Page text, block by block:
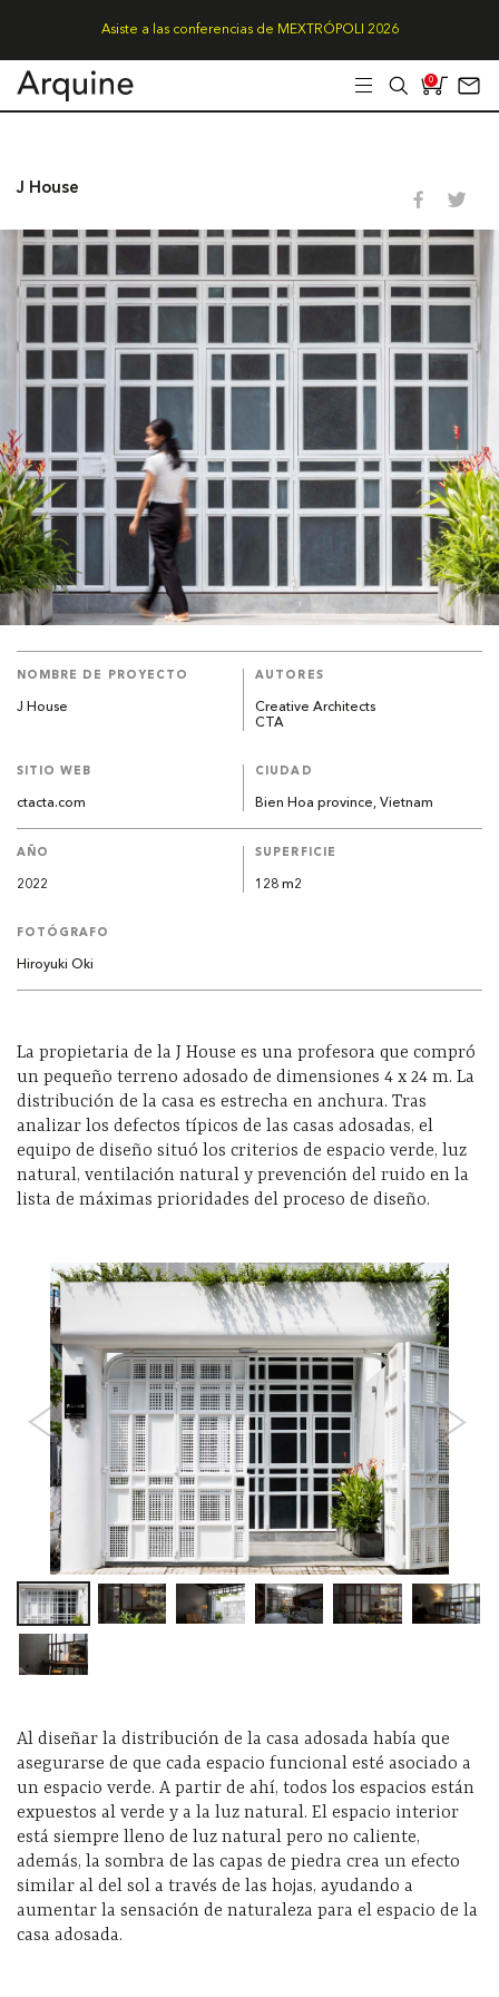
Asiste a las conferencias de MEXTRÓPOLI 2026
0
J House
NOMBRE DE PROYECTO
J House
AUTORES
Creative Architects
CTA
SITIO WEB
ctacta.com
CIUDAD
Bien Hoa province, Vietnam
AÑO
2022
SUPERFICIE
128 m2
FOTÓGRAFO
Hiroyuki Oki
La propietaria de la J House es una profesora que compró
un pequeño terreno adosado de dimensiones 4 x 24 m. La
distribución de la casa es estrecha en anchura. Tras
analizar los defectos típicos de las casas adosadas, el
equipo de diseño situó los criterios de espacio verde, luz
natural, ventilación natural y prevención del ruido en la
lista de máximas prioridades del proceso de diseño.
Al diseñar la distribución de la casa adosada había que
asegurarse de que cada espacio funcional esté asociado a
un espacio verde. A partir de ahí, todos los espacios están
expuestos al verde y a la luz natural. El espacio interior
está siempre lleno de luz natural pero no caliente,
además, la sombra de las capas de piedra crea un efecto
similar al del sol a través de las hojas, ayudando a
aumentar la sensación de naturaleza para el espacio de la
casa adosada.